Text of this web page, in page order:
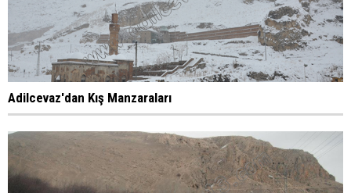
Adilcevaz'dan Kış Manzaraları